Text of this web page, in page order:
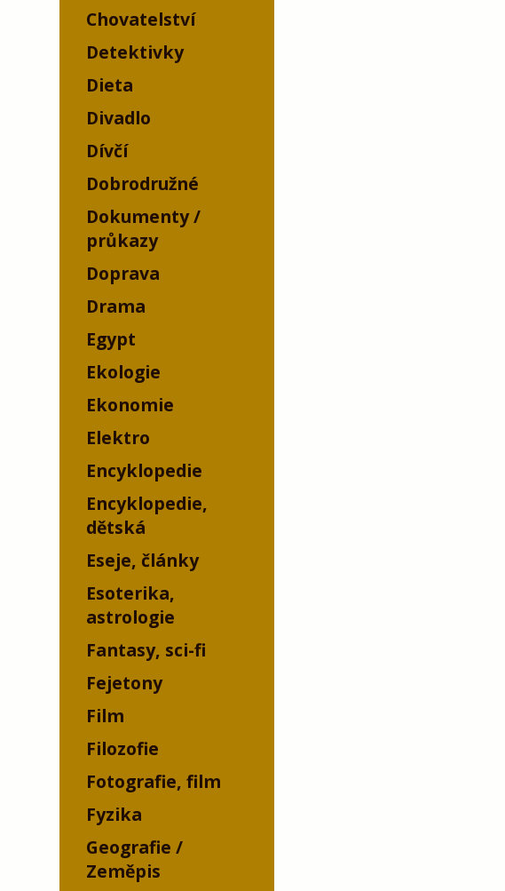
Chovatelství
Detektivky
Dieta
Divadlo
Dívčí
Dobrodružné
Dokumenty /
průkazy
Doprava
Drama
Egypt
Ekologie
Ekonomie
Elektro
Encyklopedie
Encyklopedie,
dětská
Eseje, články
Esoterika,
astrologie
Fantasy, sci-fi
Fejetony
Film
Filozofie
Fotografie, film
Fyzika
Geografie /
Zeměpis